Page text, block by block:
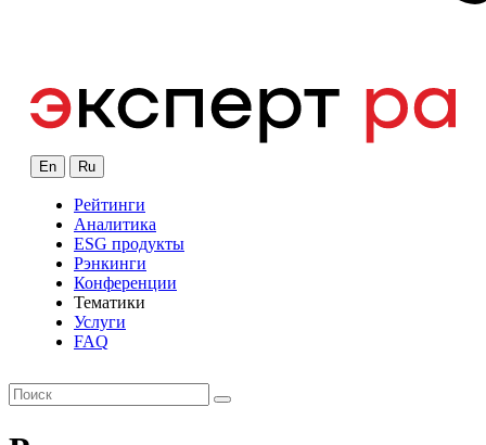
En Ru
Рейтинги
Аналитика
ESG продукты
Рэнкинги
Конференции
Тематики
Услуги
FAQ